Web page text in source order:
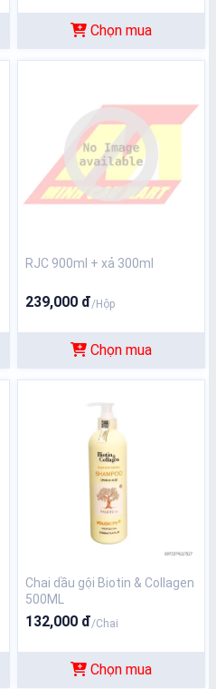
Chọn mua
RJC 900ml + xả 300ml
239,000 đ/Hộp
Chọn mua
Chai dầu gội Biotin & Collagen
500ML
132,000 đ/Chai
Chọn mua